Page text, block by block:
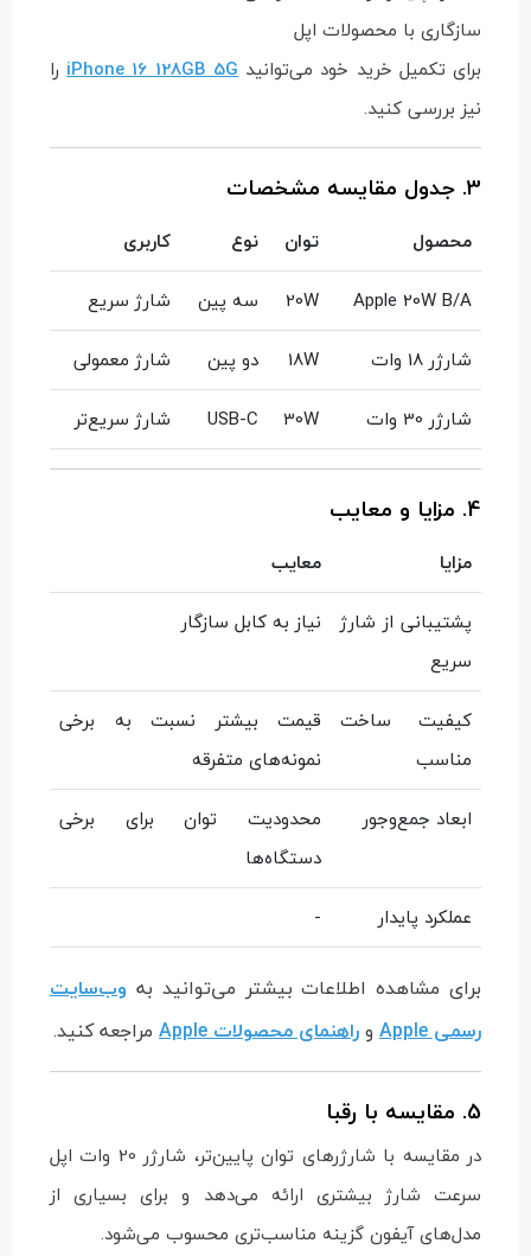
سازگاری با محصولات اپل
برای تکمیل خرید خود می‌توانیدiPhone 16 128GB 5Gرا
نیز بررسی کنید.
3. جدول مقایسه مشخصات
محصول توان نوع
کاربری
Apple 20W B/A
20W سه پین
شارژ سریع
شارژر 18 وات
18W دو پین
شارژ معمولی
شارژر 30 وات
30W
USB-C شارژ سریع‌تر
4. مزایا و معایب
مزایا
معایب
پشتیبانی از شارژ
سریع
نیاز به کابل سازگار
کیفیت ساخت
مناسب
قیمت بیشتر نسبت به برخی
نمونه‌های متفرقه
ابعاد جمع‌وجور
محدودیت توان برای برخی
دستگاه‌ها
عملکرد پایدار
-
برای مشاهده اطلاعات بیشتر می‌توانید به وب‌سایت
رسمی Apple
وراهنمای محصولات Apple مراجعه کنید.
5. مقایسه با رقبا
در مقایسه با شارژرهای توان پایین‌تر، شارژر 20 وات اپل
سرعت شارژ بیشتری ارائه می‌دهد و برای بسیاری از
مدل‌های آیفون گزینه مناسب‌تری محسوب می‌شود.